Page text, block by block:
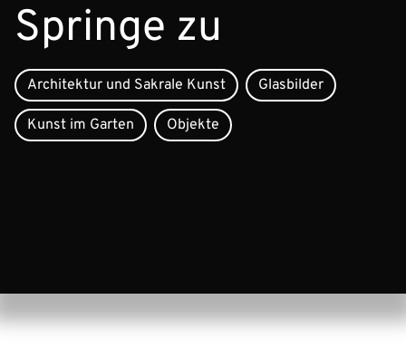
Springe zu
Architektur und Sakrale Kunst Glasbilder
Kunst im Garten Objekte